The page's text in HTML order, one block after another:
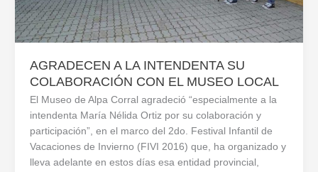
AGRADECEN A LA INTENDENTA SU
COLABORACIÓN CON EL MUSEO LOCAL
El Museo de Alpa Corral agradeció “especialmente a la
intendenta María Nélida Ortiz por su colaboración y
participación”, en el marco del 2do. Festival Infantil de
Vacaciones de Invierno (FIVI 2016) que, ha organizado y
lleva adelante en estos días esa entidad provincial,